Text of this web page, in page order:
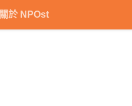
關於 NPOst